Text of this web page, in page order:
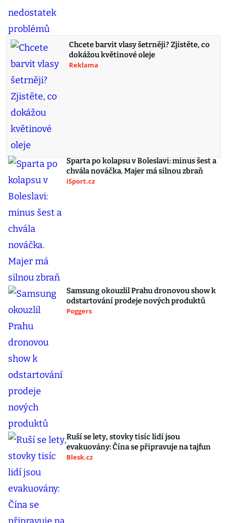
Chcete barvit vlasy šetrněji? Zjistěte, co
dokážou květinové oleje
Reklama
Sparta po kolapsu v Boleslavi: minus šest a
chvála nováčka. Majer má silnou zbraň
iSport.cz
Samsung okouzlil Prahu dronovou show k
odstartování prodeje nových produktů
Poggers
Ruší se lety, stovky tisíc lidí jsou
evakuovány: Čína se připravuje na tajfun
Blesk.cz